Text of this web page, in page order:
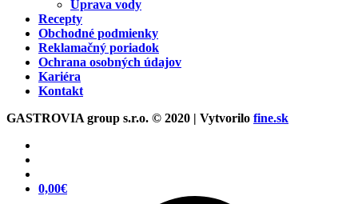
Úprava vody
Recepty
Obchodné podmienky
Reklamačný poriadok
Ochrana osobných údajov
Kariéra
Kontakt
GASTROVIA group s.r.o. © 2020 | Vytvorilo fine.sk
0,00€